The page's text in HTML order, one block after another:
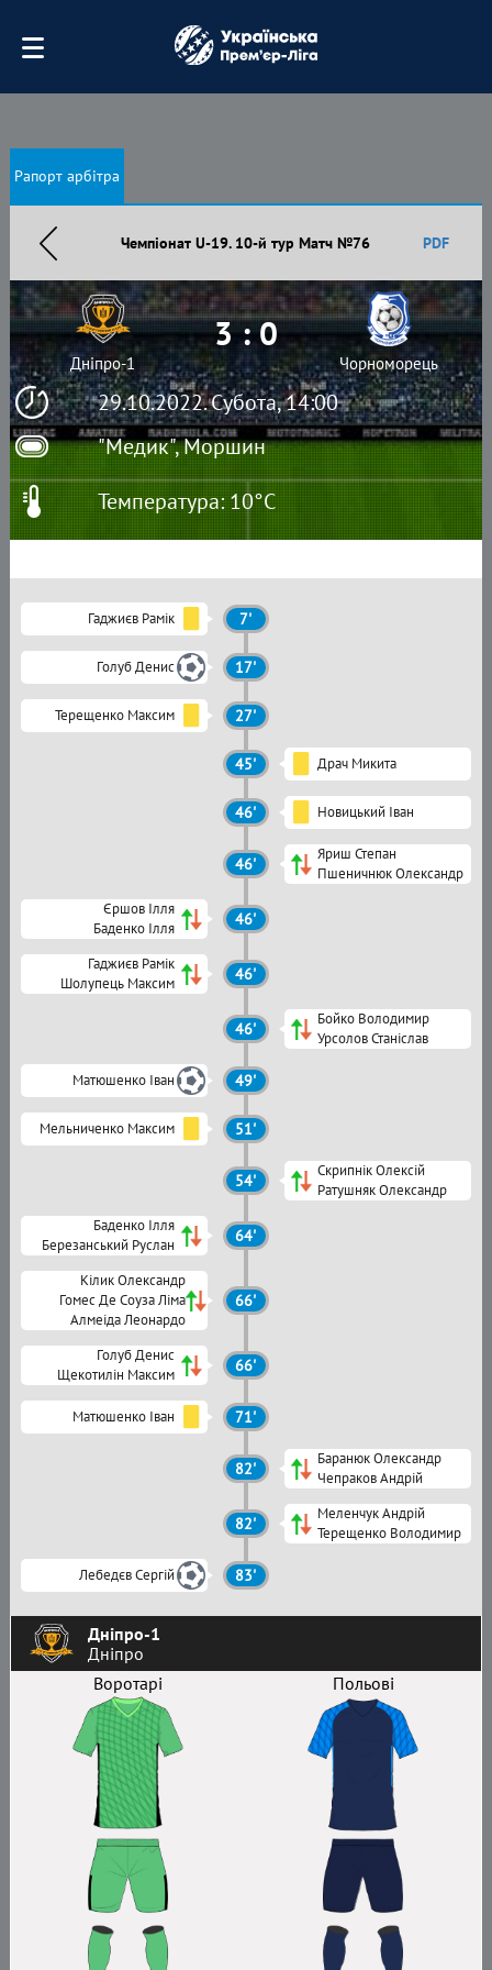
Рапорт арбітра
Чемпіонат U-19. 10-й тур Матч №76 PDF
29.10.2022. Субота, 14:00
"Медик", Моршин
Дніпро-1
3 : 0
Чорноморець
Температура: 10°C
Дніпро-1
Дніпро
Воротарі
Польові
Гаджиєв Рамік 7'
Голуб Денис 17'
Терещенко Максим 27'
45' Драч Микита
46' Новицький Іван
46'
Яриш Степан
Пшеничнюк Олександр
Єршов Ілля
Баденко Ілля
46'
Гаджиєв Рамік
Шолупець Максим
46'
46'
Бойко Володимир
Урсолов Станіслав
Матюшенко Іван 49'
Мельниченко Максим 51'
54'
Скрипнік Олексій
Ратушняк Олександр
Баденко Ілля
Березанський Руслан
64'
Кілик Олександр
Гомес Де Соуза Ліма
Алмеіда Леонардо
66'
Голуб Денис
Щекотилін Максим
66'
Матюшенко Іван 71'
82'
Баранюк Олександр
Чепраков Андрій
82'
Меленчук Андрій
Терещенко Володимир
Лебедєв Сергій 83'